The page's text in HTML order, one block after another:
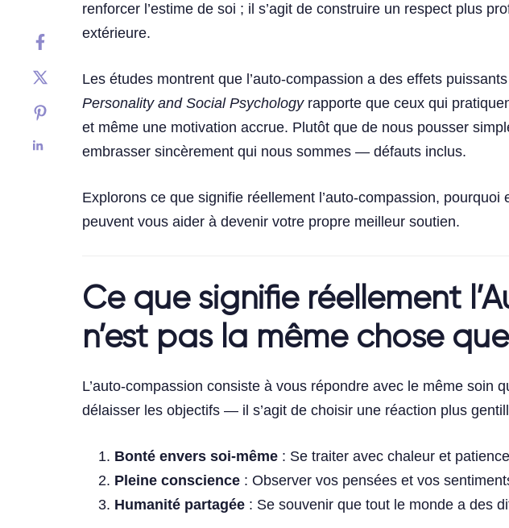
renforcer l’estime de soi ; il s’agit de construire un respect plus
extérieure.
Les études montrent que l’auto-compassion a des effets
Personality and Social Psychologyrapporte que ceux qui
et même une motivation accrue. Plutôt que de nous pousser
embrasser sincèrement qui nous sommes — défauts inclus.
Explorons ce que signifie réellement l’auto-compassion,
peuvent vous aider à devenir votre propre meilleur soutien.
Ce que signifie réellement
n’est pas la même chose
L’auto-compassion consiste à vous répondre avec le même
délaisser les objectifs — il s’agit de choisir une réaction plus
Bonté envers soi-même : Se traiter avec chaleur et
Pleine conscience : Observer vos pensées et vos
Humanité partagée : Se souvenir que tout le monde a des